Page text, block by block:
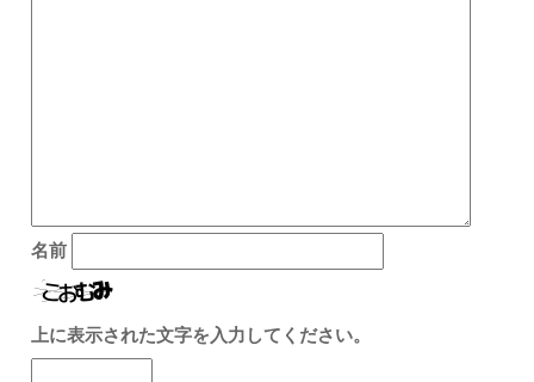
名前
上に表示された文字を入力してください。